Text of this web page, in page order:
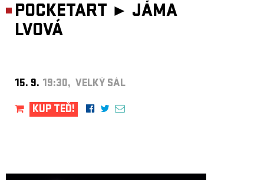
POCKETART ► JÁMA
LVOVÁ
15. 9. 19:30, VELKÝ SÁL
KUP TEĎ!